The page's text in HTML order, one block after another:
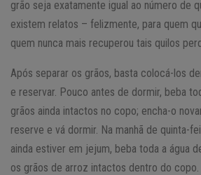
grão seja exatamente igual ao número de
existem relatos – felizmente, para quem
quem nunca mais recuperou tais quilos
Após separar os grãos, basta colocá-los
e reservar. Pouco antes de dormir, beba
grãos ainda intactos no copo; encha-o
reserve e vá dormir. Na manhã de quinta-
ainda estiver em jejum, beba toda a água
os grãos de arroz intactos dentro do